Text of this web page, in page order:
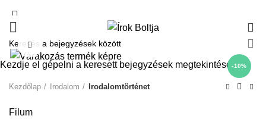
-10%
Click to enlarge
Kezdőlap Irodalom Irodalomtörténet
Filum
Kezdje el gépelni a keresett bejegyzések megtekintéséhez.